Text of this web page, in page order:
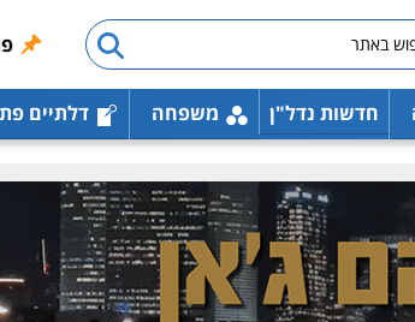
חדשות נדל"ן משפחה דלתיים